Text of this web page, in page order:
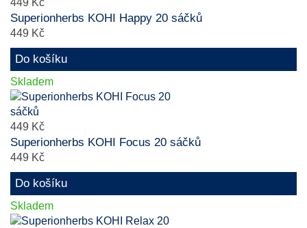
449 Kč
Superionherbs KOHI Happy 20 sáčků
449 Kč
Do košíku
Skladem
449 Kč
Superionherbs KOHI Focus 20 sáčků
449 Kč
Do košíku
Skladem